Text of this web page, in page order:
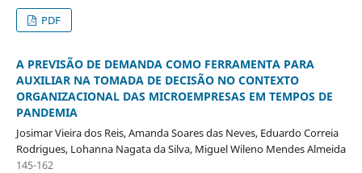
PDF
A PREVISÃO DE DEMANDA COMO FERRAMENTA PARA
AUXILIAR NA TOMADA DE DECISÃO NO CONTEXTO
ORGANIZACIONAL DAS MICROEMPRESAS EM TEMPOS DE
PANDEMIA
Josimar Vieira dos Reis, Amanda Soares das Neves, Eduardo Correia
Rodrigues, Lohanna Nagata da Silva, Miguel Wileno Mendes Almeida
145-162